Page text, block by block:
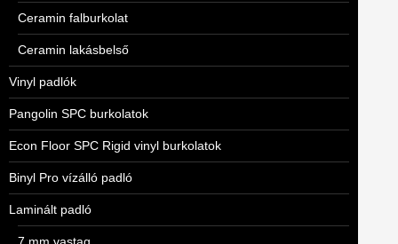
Ceramin falburkolat
Ceramin lakásbelső
Vinyl padlók
Pangolin SPC burkolatok
Econ Floor SPC Rigid vinyl burkolatok
Binyl Pro vízálló padló
Laminált padló